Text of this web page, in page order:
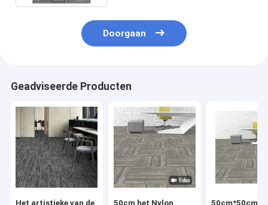
Doorgaan
Geadviseerde Producten
Het artistieke van de 50cm het Nylon 50cm*50cm